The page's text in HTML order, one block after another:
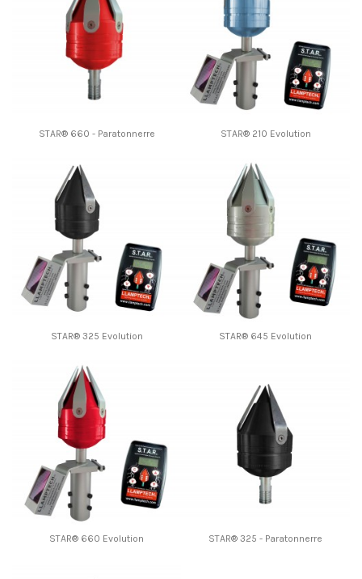
STAR® 660 - Paratonnerre STAR® 210 Evolution
STAR® 325 Evolution STAR® 645 Evolution
STAR® 660 Evolution STAR® 325 - Paratonnerre